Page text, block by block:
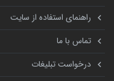
راهنمای استفاده از سایت
تماس با ما
درخواست تبلیغات